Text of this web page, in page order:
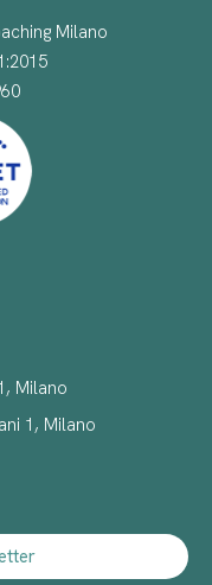
Milano
Milano
1, Milano